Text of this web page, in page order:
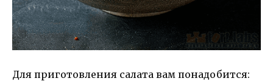
Для приготовления салата вам понадобится: